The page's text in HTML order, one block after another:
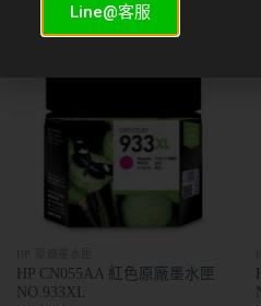
HP CN055AA 紅色原廠墨水匣
NO.933XL
Line@客服